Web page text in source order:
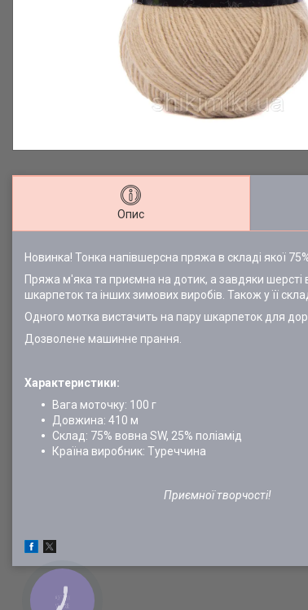
Опис
Новинка! Тонка напівшерсна пряжа в складі якої
Пряжа м'яка та приємна на дотик, а завдяки шерсті
шкарпеток та інших зимових виробів. Також у її
Одного мотка вистачить на пару шкарпеток для
Дозволене машинне прання.
Характеристики:
Вага моточку: 100 г
Довжина: 410 м
Склад: 75% вовна SW, 25% поліамід
Країна виробник: Туреччина
Приємної творчості!
КНОПКА
ЗВ'ЯЗКУ